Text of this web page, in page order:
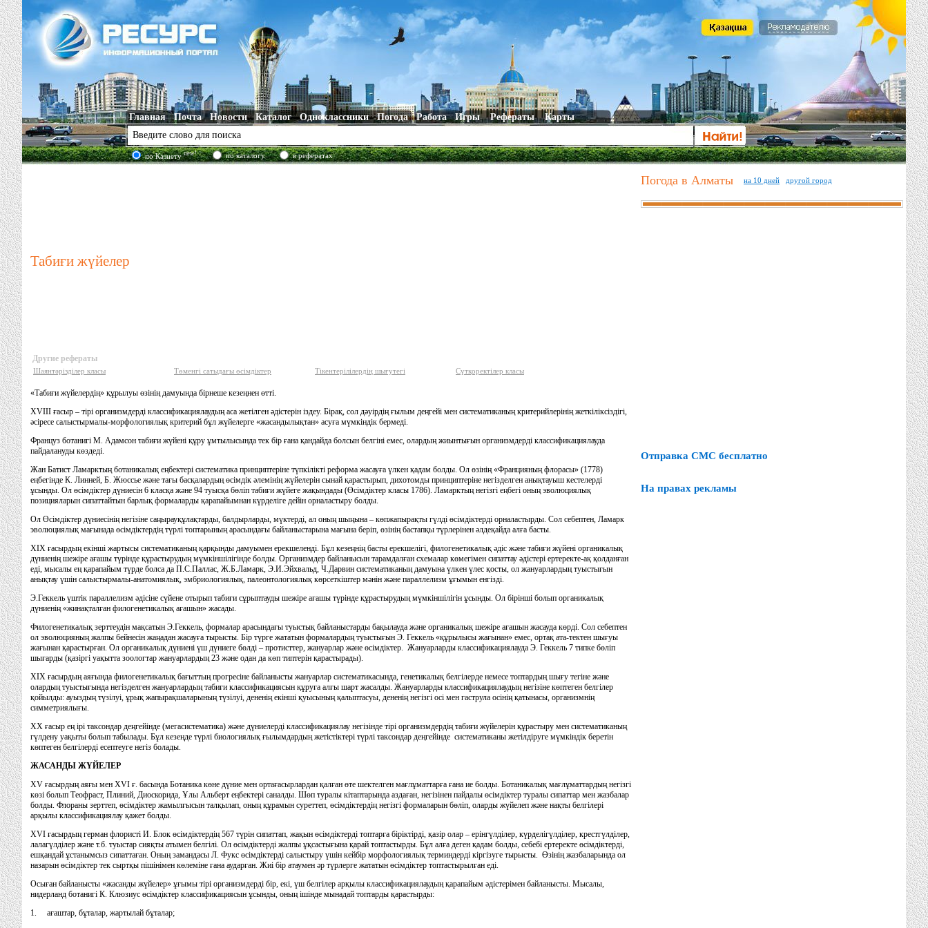
Главная Почта Новости Каталог Одноклассники Погода Работа Игры Рефераты Карты
по Казнетуnew! по каталогу в рефератах
Табиғи жүйелер
Другие рефераты
Шаянтәрізділер класы Төменгі сатыдағы өсімдіктер Тікентерілілердің шығутегі Сүтқоректілер класы
«Табиғи жүйелердiң» құрылуы өзiнiң дамуында бiрнеше кезеңнен өттi.
XVIII ғасыр – тiрi организмдердi классификациялаудың аса жетiлген әдiстерiн iздеу. Бiрақ, сол дәуiрдiң ғылым деңгейi мен систематиканың критерийлерiнiң жеткiлiксiздiгi,
әсiресе салыстырмалы-морфологиялық критерий бұл жүйелерге «жасандылықтан» асуға мүмкiндiк бермедi.
Француз ботанигi М. Адамсон табиғи жүйенi құру ұмтылысында тек бiр ғана қандайда болсын белгiнi емес, олардың жиынтығын организмдердi классификациялауда
пайдалануды көздедi.
Жан Батист Ламарктың ботаникалық еңбектерi систематика принциптерiне түпкiлiктi реформа жасауға үлкен қадам болды. Ол өзiнiң «Францияның флорасы» (1778)
еңбегiнде К. Линней, Б. Жюссье және тағы басқалардың өсiмдiк әлемiнiң жүйелерiн сынай қарастырып, дихотомды принциптерiне негiзделген анықтауыш кестелердi
ұсынды. Ол өсiмдiктер дүниесiн 6 класқа және 94 туысқа бөлiп табиғи жүйеге жақындады (Өсiмдiктер класы 1786). Ламарктың негiзгi еңбегi оның эволюциялық
позицияларын сипаттайтын барлық формаларды қарапайымнан күрделiге дейiн орналастыру болды.
Ол Өсiмдiктер дүниесiнiң негiзiне саңырауқұлақтарды, балдырларды, мүктердi, ал оның шыңына – көпжапырақты гүлдi өсiмдiктердi орналастырды. Сол себептен, Ламарк
эволюциялық мағынада өсiмдiктердiң түрлi топтарының арасындағы байланыстарына мағына берiп, өзiнiң бастапқы түрлерiнен әлдеқайда алға басты.
XIX ғасырдың екiншi жартысы систематиканың қарқынды дамуымен ерекшелендi. Бұл кезеңнiң басты ерекшелiгi, филогенетикалық әдiс және табиғи жүйенi органикалық
дүниенiң шежiре ағашы түрiнде құрастырудың мүмкiншiлiгiнде болды. Организмдер байланысын тарамдалған схемалар көмегiмен сипаттау әдiстерi ертеректе-ақ қолданған
едi, мысалы ең қарапайым түрде болса да П.С.Паллас, Ж.Б.Ламарк, Э.И.Эйхвальд, Ч.Дарвин систематиканың дамуына үлкен үлес қосты, ол жануарлардың туыстығын
анықтау үшiн салыстырмалы-анатомиялық, эмбриологиялық, палеонтологиялық көрсеткiштер мәнiн және параллелизм ұғымын енгiздi.
Э.Геккель үштiк параллелизм әдiсiне сүйене отырып табиғи сұрыптауды шежiре ағашы түрiнде құрастырудың мүмкiншiлiгiн ұсынды. Ол бiрiншi болып органикалық
дүниенiң «жинақталған филогенетикалық ағашын» жасады.
Филогенетикалық зерттеудiн мақсатын Э.Геккель, формалар арасындағы туыстық байланыстарды бақылауда және органикалық шежiре ағашын жасауда көрдi. Сол себептен
ол эволюцияның жалпы бейнесiн жаңадан жасауға тырысты. Бiр түрге жататын формалардың туыстығын Э. Геккель «құрылысы жағынан» емес, ортақ ата-тектен шығуы
жағынан қарастырған. Ол органикалық дүниенi үш дүниеге бөлдi – протисттер, жануарлар және өсiмдiктер. Жануарларды классификациялауда Э. Геккель 7 типке бөлiп
шығарды (қазiргi уақытта зоологтар жануарлардың 23 және одан да көп типтерiн қарастырады).
XIX ғасырдың аяғында филогенетикалық бағыттың прогресiне байланысты жануарлар систематикасында, генетикалық белгiлерде немесе топтардың шығу тегiне және
олардың туыстығында негiзделген жануарлардың табиғи классификациясын құруға алғы шарт жасалды. Жануарларды классификациялаудың негiзiне көптеген белгiлер
қойылды: ауыздың түзiлуi, ұрық жапырақшаларының түзiлуi, дененiң екiншi қуысының қалыптасуы, дененiң негiзгi осi мен гаструла осiнiң қатынасы, организмнiң
симметриялығы.
XX ғасыр ең iрi таксондар деңгейiнде (мегасистематика) және дүниелердi классификациялау негiзiнде тiрi организмдердiң табиғи жүйелерiн құрастыру мен систематиканың
гүлдену уақыты болып табылады. Бұл кезеңде түрлi биологиялық ғылымдардың жетiстiктерi түрлi таксондар деңгейiнде систематиканы жетiлдiруге мүмкiндiк беретiн
көптеген белгiлердi есептеуге негiз болады.
ЖАСАНДЫ ЖҮЙЕЛЕР
XV ғасырдың аяғы мен XVI ғ. басында Ботаника көне дүние мен ортағасырлардан қалған өте шектелген мағлұматтарға ғана ие болды. Ботаникалық мағлұматтардың негiзгi
көзi болып Теофраст, Плиний, Диоскорида, Ұлы Альберт еңбектерi саналды. Шөп туралы кiтаптарында аздаған, негiзiнен пайдалы өсiмдiктер туралы сипаттар мен жазбалар
болды. Флораны зерттеп, өсiмдiктер жамылғысын талқылап, оның құрамын суреттеп, өсiмдiктердiң негiзгi формаларын бөлiп, оларды жүйелеп және нақты белгiлерi
арқылы классификациялау қажет болды.
XVI ғасырдың герман флористi И. Блок өсiмдiктердiң 567 түрiн сипаттап, жақын өсiмдiктердi топтарға бiрiктiрдi, қазiр олар – ерiнгүлдiлер, күрделiгүлдiлер, крестгүлдiлер,
лалагүлдiлер және т.б. туыстар сияқты атымен белгiлi. Ол өсiмдiктердi жалпы ұқсастығына қарай топтастырды. Бұл алға деген қадам болды, себебi ертеректе өсiмдiктердi,
ешқандай ұстанымсыз сипаттаған. Оның замандасы Л. Фукс өсiмдiктердi салыстыру үшiн кейбiр морфологиялық терминдердi кiргiзуге тырысты. Өзiнiң жазбаларында ол
назарын өсiмдiктер тек сыртқы пiшiнiмен көлемiне ғана аударған. Жиi бiр атаумен әр түрлерге жататын өсiмдiктер топтастырылған едi.
Осыған байланысты «жасанды жүйелер» ұғымы тiрi организмдердi бiр, екi, үш белгiлер арқылы классификациялаудың қарапайым әдiстерiмен байланысты. Мысалы,
нидерланд ботанигi К. Клюзиус өсiмдiктер классификациясын ұсынды, оның iшiнде мынадай топтарды қарастырды:
1. ағаштар, бұталар, жартылай бұталар;
Погода в Алматы на 10 дней другой город
Отправка СМС бесплатно
На правах рекламы